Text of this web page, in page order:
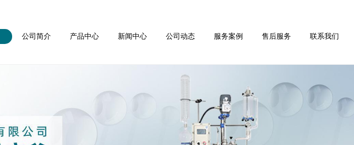
公司简介 产品中心 新闻中心 公司动态 服务案例 售后服务 联系我们